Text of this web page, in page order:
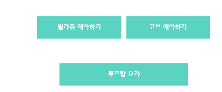
빌라쥬 예약하기 코브 예약하기
루프탑 요가